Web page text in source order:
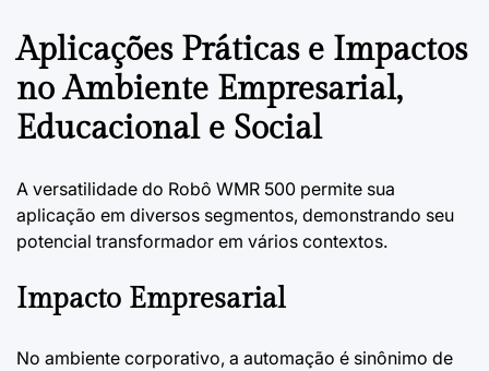
Aplicações Práticas e Impactos
no Ambiente Empresarial,
Educacional e Social
A versatilidade do Robô WMR 500 permite sua
aplicação em diversos segmentos, demonstrando seu
potencial transformador em vários contextos.
Impacto Empresarial
No ambiente corporativo, a automação é sinônimo de